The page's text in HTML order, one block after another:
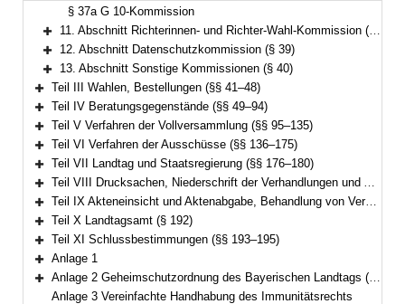
§ 37a G 10-Kommission
Bereich erweitern
11. Abschnitt Richterinnen- und Richter-Wahl-Kommission (§ 38)
Bereich erweitern
12. Abschnitt Datenschutzkommission (§ 39)
Bereich erweitern
13. Abschnitt Sonstige Kommissionen (§ 40)
Bereich erweitern
Teil III Wahlen, Bestellungen (§§ 41–48)
Bereich erweitern
Teil IV Beratungsgegenstände (§§ 49–94)
Bereich erweitern
Teil V Verfahren der Vollversammlung (§§ 95–135)
Bereich erweitern
Teil VI Verfahren der Ausschüsse (§§ 136–175)
Bereich erweitern
Teil VII Landtag und Staatsregierung (§§ 176–180)
Bereich erweitern
Teil VIII Drucksachen, Niederschrift der Verhandlungen und Ausfertigung der Beschlüsse (§§ 181–187)
Bereich erweitern
Teil IX Akteneinsicht und Aktenabgabe, Behandlung von Verschlusssachen (§§ 188–191)
Bereich erweitern
Teil X Landtagsamt (§ 192)
Bereich erweitern
Teil XI Schlussbestimmungen (§§ 193–195)
Bereich erweitern
Anlage 1
Bereich erweitern
Anlage 2 Geheimschutzordnung des Bayerischen Landtags (GeheimSchO)
Anlage 3 Vereinfachte Handhabung des Immunitätsrechts